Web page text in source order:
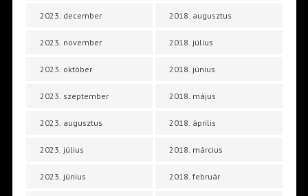
2023. december
2023. november
2023. október
2023. szeptember
2023. augusztus
2023. július
2023. június
2018. augusztus
2018. július
2018. június
2018. május
2018. április
2018. március
2018. február